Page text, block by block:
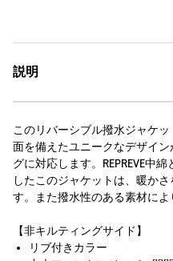
説明
このリバーシブル撥水ジャケ
面を備えたユニークなデザイ
グに対応します。REPREVE中
したこのジャケットは、暖か
す。また撥水性のある素材によ
【非キルティングサイド】
リブ付きカラー